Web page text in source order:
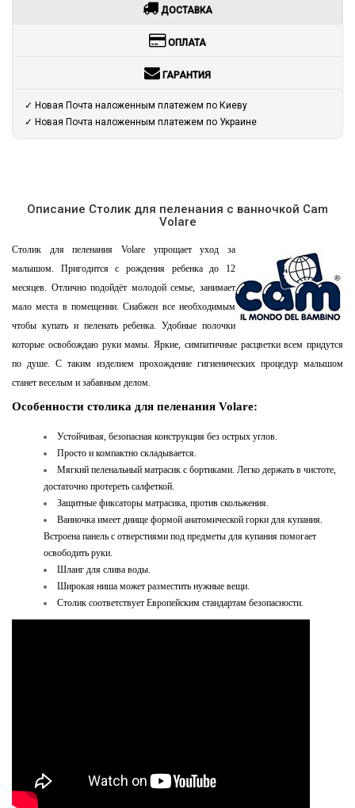
ДОСТАВКА
ОПЛАТА
ГАРАНТИЯ
✓ Новая Почта наложенным платежем по Киеву
✓ Новая Почта наложенным платежем по Украине
Описание Столик для пеленания с ванночкой Cam
Volare
Столик для пеленания Volare упрощает уход за
малышом. Пригодится с рождения ребенка до 12
месяцев. Отлично подойдёт молодой семье, занимает
мало места в помещении. Снабжен все необходимым
чтобы купать и пеленать ребенка. Удобные полочки
которые освобождаю руки мамы. Яркие, симпатичные расцветки всем придутся
по душе. С таким изделием прохождение гигиенических процедур малышом
станет веселым и забавным делом.
Особенности столика для пеленания Volare:
Устойчивая, безопасная конструкция без острых углов.
Просто и компактно складывается.
Мягкий пеленальный матрасик с бортиками. Легко держать в чистоте,
достаточно протереть салфеткой.
Защитные фиксаторы матрасика, против скольжения.
Ванночка имеет днище формой анатомической горки для купания.
Встроена панель с отверстиями под предметы для купания помогает
освободить руки.
Шланг для слива воды.
Широкая ниша может разместить нужные вещи.
Столик соответствует Европейским стандартам безопасности.